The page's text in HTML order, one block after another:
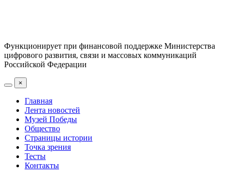
Функционирует при финансовой поддержке Министерства
цифрового развития, связи и массовых коммуникаций
Российской Федерации
×
Главная
Лента новостей
Музей Победы
Общество
Страницы истории
Точка зрения
Тесты
Контакты